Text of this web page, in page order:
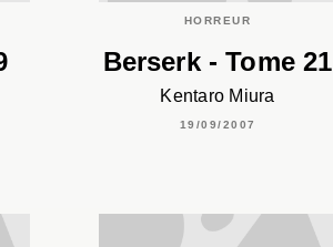
HORREUR
Berserk - Tome 21
Kentaro Miura
19/09/2007